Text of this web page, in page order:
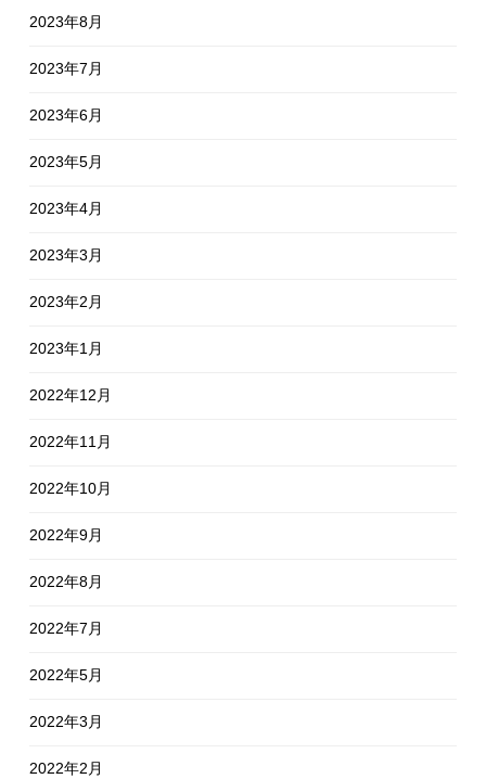
2023年8月
2023年7月
2023年6月
2023年5月
2023年4月
2023年3月
2023年2月
2023年1月
2022年12月
2022年11月
2022年10月
2022年9月
2022年8月
2022年7月
2022年5月
2022年3月
2022年2月